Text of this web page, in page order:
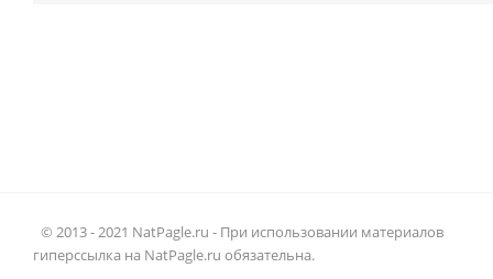
© 2013 - 2021 NatPagle.ru - При использовании материалов
гиперссылка на NatPagle.ru обязательна.